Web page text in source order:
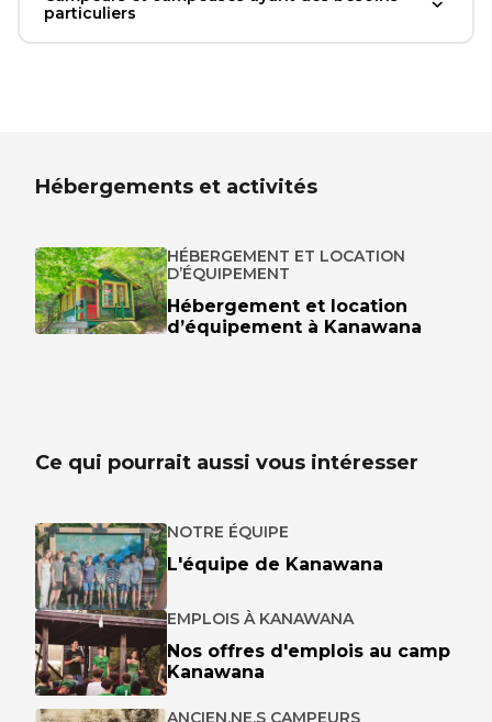
particuliers
Hébergements et activités
Hébergement et location
d’équipement à Kanawana
HÉBERGEMENT ET LOCATION
D’ÉQUIPEMENT
Ce qui pourrait aussi vous intéresser
L'équipe de Kanawana
NOTRE ÉQUIPE
Nos offres d'emplois au camp
Kanawana
EMPLOIS À KANAWANA
ANCIEN.NE.S CAMPEURS